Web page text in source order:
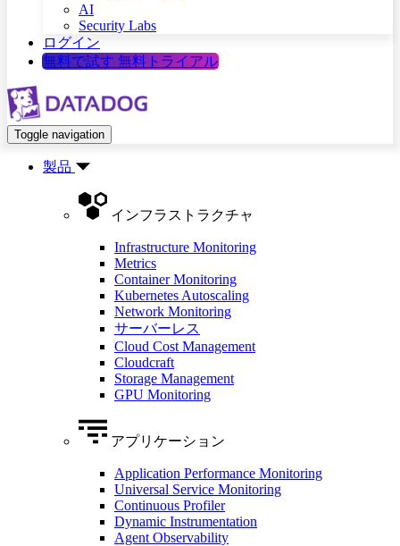
AI
Security Labs
ログイン
無料で試す 無料トライアル
Toggle navigation
製品
インフラストラクチャ
Infrastructure Monitoring
Metrics
Container Monitoring
Kubernetes Autoscaling
Network Monitoring
サーバーレス
Cloud Cost Management
Cloudcraft
Storage Management
GPU Monitoring
アプリケーション
Application Performance Monitoring
Universal Service Monitoring
Continuous Profiler
Dynamic Instrumentation
Agent Observability